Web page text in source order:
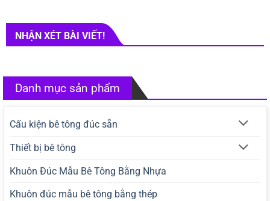
NHẬN XÉT BÀI VIẾT!
Danh mục sản phẩm
Cấu kiện bê tông đúc sẵn
Thiết bị bê tông
Khuôn Đúc Mẫu Bê Tông Bằng Nhựa
Khuôn đúc mẫu bê tông bằng thép